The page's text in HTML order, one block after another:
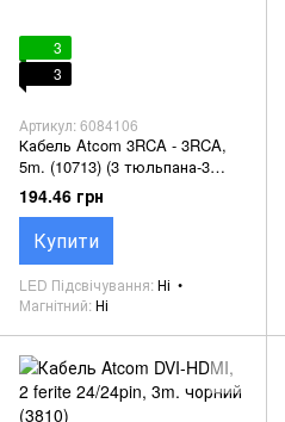
3
3
Артикул: 6084106
Кабель Atcom 3RCA - 3RCA,
5m. (10713) (3 тюльпана-3
тюльпана)
194.46 грн
Купити
LED Підсвічування Ні
Магнітний Ні